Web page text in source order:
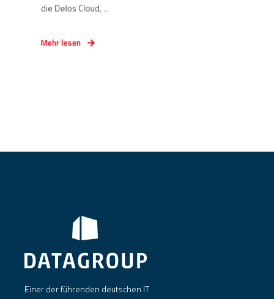
die Delos Cloud, ...
Mehr lesen
Einer der führenden deutschen IT